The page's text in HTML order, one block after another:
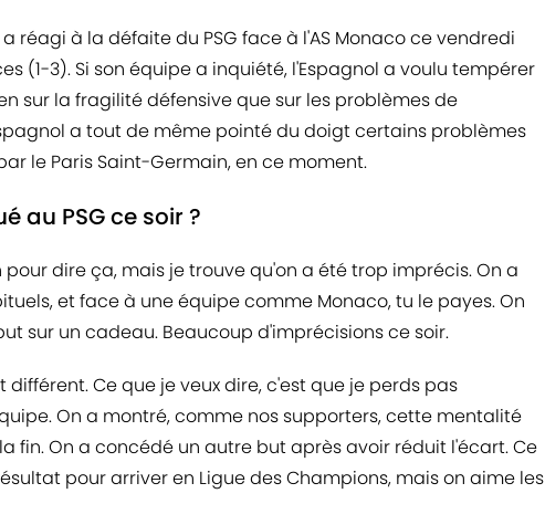
a réagi à la défaite du PSG face à l'AS Monaco ce vendredi
(1-3). Si son équipe a inquiété, l'Espagnol a voulu tempérer
sur la fragilité défensive que sur les problèmes de
a tout de même pointé du doigt certains problèmes
le Paris Saint-Germain, en ce moment.
au PSG ce soir ?
dire ça, mais je trouve qu'on a été trop imprécis. On a
et face à une équipe comme Monaco, tu le payes. On
sur un cadeau. Beaucoup d'imprécisions ce soir.
différent. Ce que je veux dire, c'est que je perds pas
On a montré, comme nos supporters, cette mentalité
fin. On a concédé un autre but après avoir réduit l'écart. Ce
pour arriver en Ligue des Champions, mais on aime les